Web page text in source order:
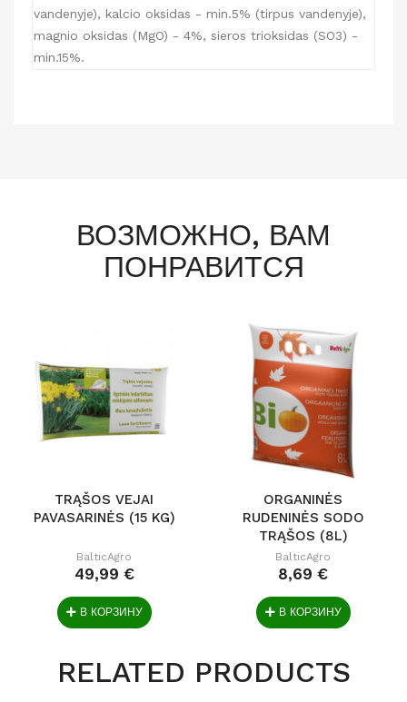
vandenyje), kalcio oksidas - min.5% (tirpus vandenyje),
magnio oksidas (MgO) - 4%, sieros trioksidas (SO3) -
min.15%.
ВОЗМОЖНО, ВАМ
ПОНРАВИТСЯ
TRĄŠOS VEJAI
PAVASARINĖS (15 KG)
BalticAgro
49,99 €
В КОРЗИНУ
ORGANINĖS
RUDENINĖS SODO
TRĄŠOS (8L)
BalticAgro
8,69 €
В КОРЗИНУ
RELATED PRODUCTS